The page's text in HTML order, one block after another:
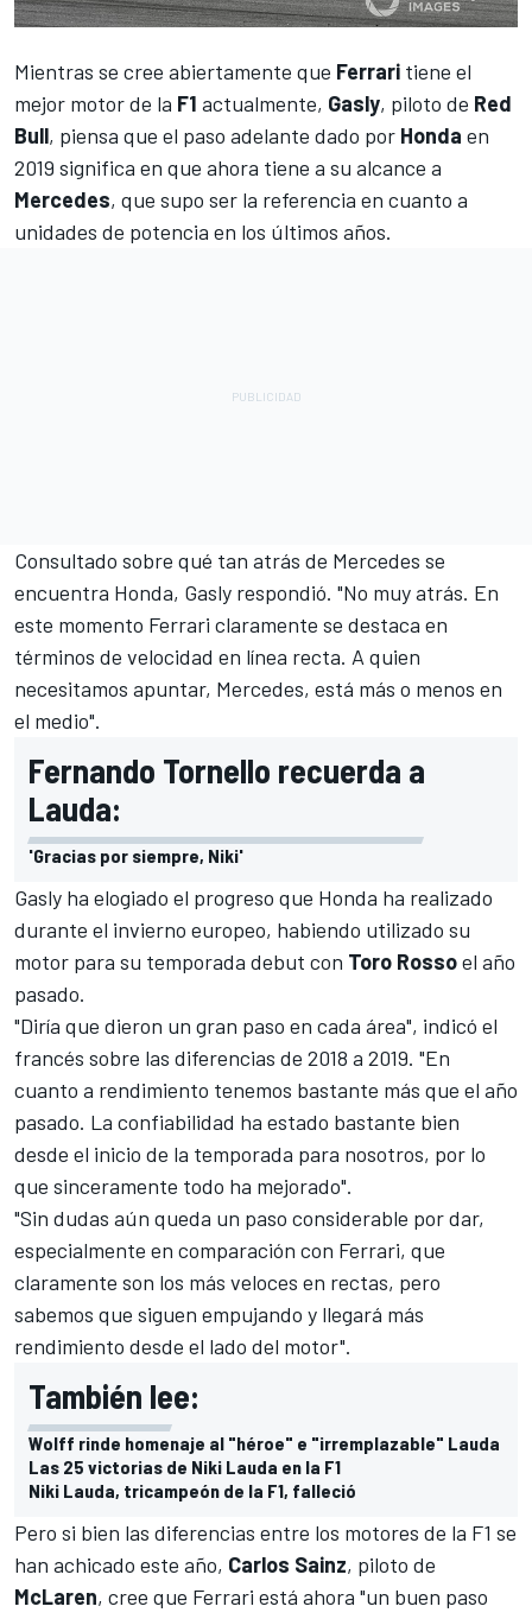
Mientras se cree abiertamente que Ferrari tiene el
mejor motor de la F1 actualmente, Gasly, piloto de Red
Bull, piensa que el paso adelante dado por Honda en
2019 significa en que ahora tiene a su alcance a
Mercedes, que supo ser la referencia en cuanto a
unidades de potencia en los últimos años.
Consultado sobre qué tan atrás de Mercedes se
encuentra Honda, Gasly respondió. "No muy atrás. En
este momento Ferrari claramente se destaca en
términos de velocidad en línea recta. A quien
necesitamos apuntar, Mercedes, está más o menos en
el medio".
Fernando Tornello recuerda a
Lauda:
'Gracias por siempre, Niki'
Gasly ha elogiado el progreso que Honda ha realizado
durante el invierno europeo, habiendo utilizado su
motor para su temporada debut con Toro Rossoel año
pasado.
"Diría que dieron un gran paso en cada área", indicó el
francés sobre las diferencias de 2018 a 2019. "En
cuanto a rendimiento tenemos bastante más que el año
pasado. La confiabilidad ha estado bastante bien
desde el inicio de la temporada para nosotros, por lo
que sinceramente todo ha mejorado".
"Sin dudas aún queda un paso considerable por dar,
especialmente en comparación con Ferrari, que
claramente son los más veloces en rectas, pero
sabemos que siguen empujando y llegará más
rendimiento desde el lado del motor".
También lee:
Wolff rinde homenaje al "héroe" e "irremplazable" Lauda
Las 25 victorias de Niki Lauda en la F1
Niki Lauda, tricampeón de la F1, falleció
Pero si bien las diferencias entre los motores de la F1 se
han achicado este año, Carlos Sainz, piloto de
McLaren, cree que Ferrari está ahora "un buen paso